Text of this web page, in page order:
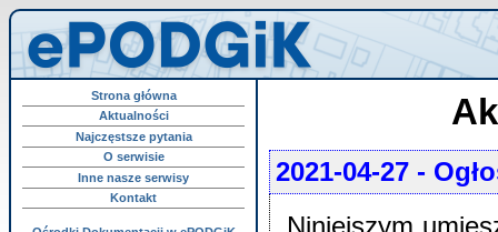
Strona główna
Aktualności
Najczęstsze pytania
O serwisie
Inne nasze serwisy
Kontakt
2021-04-27 -
Niniejszym